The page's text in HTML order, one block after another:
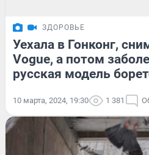
ЗДОРОВЬЕ
Уехала в Гонконг,
Vogue, а потом
русская модель
10 марта, 2024, 19:30 1 381